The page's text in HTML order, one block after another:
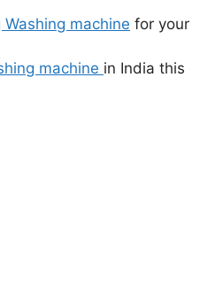
Washing machine for your
machine in India this